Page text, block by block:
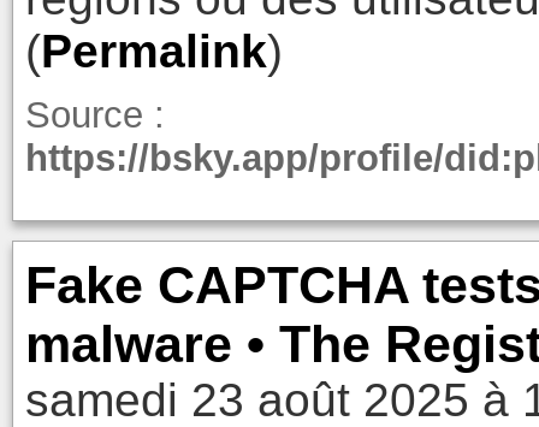
(Permalink)
Source :
https://bsky.app/profile/
Fake CAPTCHA
malware • The
samedi 23 août 2025 à